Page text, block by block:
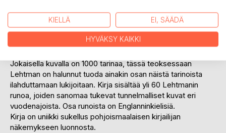
This edition offers a unique experience of the Nordic flora
In Finnish: Hiljainen hetki on Maria Lehtmanin esikoisteos;
Jokaisella kuvalla on 1000 tarinaa, tässä teoksessaan
Lehtman on halunnut tuoda ainakin osan näistä tarinoista
ilahduttamaan lukijoitaan. Kirja sisältää yli 60 Lehtmanin
runoa, joiden sanomaa tukevat tunnelmalliset kuvat eri
vuodenajoista. Osa runoista on Englanninkielisiä.
Kirja on uniikki sukellus pohjoismaalaisen kirjailijan
näkemykseen luonnosta.
KIELLÄ EI, SÄÄDÄ
HYVÄKSY KAIKKI